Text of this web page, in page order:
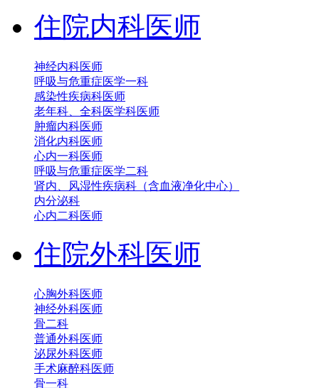
住院内科医师
神经内科医师
呼吸与危重症医学一科
感染性疾病科医师
老年科、全科医学科医师
肿瘤内科医师
消化内科医师
心内一科医师
呼吸与危重症医学二科
肾内、风湿性疾病科（含血液净化中心）
内分泌科
心内二科医师
住院外科医师
心胸外科医师
神经外科医师
骨二科
普通外科医师
泌尿外科医师
手术麻醉科医师
骨一科